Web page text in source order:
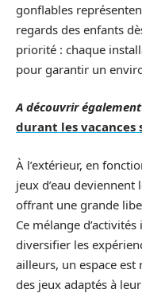
gonflables
regards des enfants
priorité : chaque
pour garantir un
A découvrir
durant les vacances
À l’extérieur, en
jeux d’eau deviennent
offrant une grande
Ce mélange
diversifier les
ailleurs, un espace
des jeux adaptés à